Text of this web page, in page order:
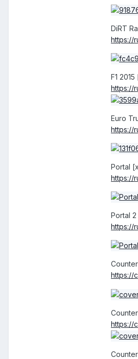
DiRT
https://
F1
https://
Euro
https://
Portal
https://
Portal
https://
https://
https://